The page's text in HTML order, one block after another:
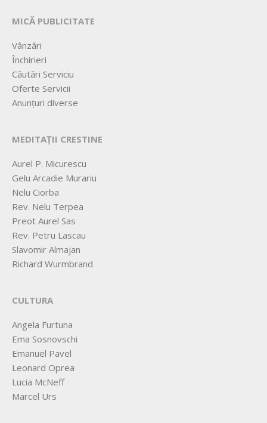
MICĂ PUBLICITATE
Vânzări
Închirieri
Căutări Serviciu
Oferte Servicii
Anunțuri diverse
MEDITAȚII CRESTINE
Aurel P. Micurescu
Gelu Arcadie Murariu
Nelu Ciorba
Rev. Nelu Terpea
Preot Aurel Sas
Rev. Petru Lascau
Slavomir Almajan
Richard Wurmbrand
CULTURA
Angela Furtuna
Ema Sosnovschi
Emanuel Pavel
Leonard Oprea
Lucia McNeff
Marcel Urs